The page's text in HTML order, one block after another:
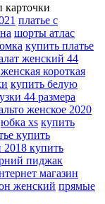
карточки
платье с
шорты атлас
купить платье
женский 44
короткая
купить белую
44 размера
женское 2020
юбка xs купить
купить
2018 купить
пиджак
магазин
женский прямые